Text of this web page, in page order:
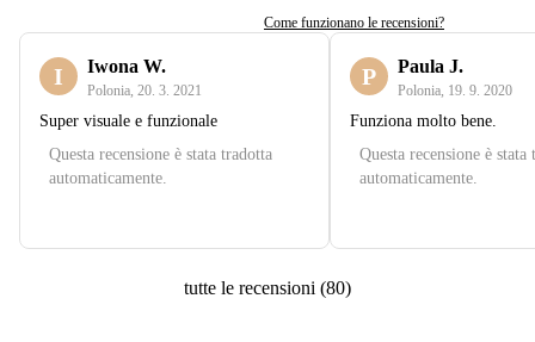
Come funzionano le recensioni?
I Iwona W.
Polonia, 20. 3. 2021
Super visuale e funzionale
Questa recensione è stata tradotta
automaticamente.
P Paula J.
Polonia, 19. 9. 2020
Funziona molto bene.
Questa recensione è stata
automaticamente.
tutte le recensioni (80)